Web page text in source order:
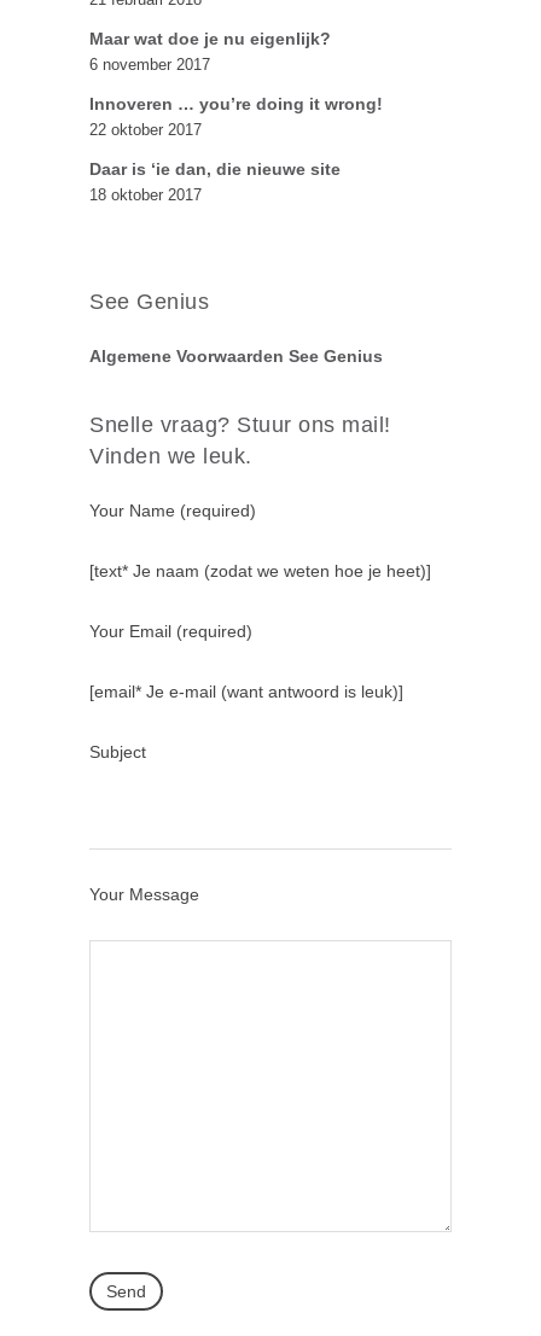
Maar wat doe je nu eigenlijk?
6 november 2017
Innoveren … you’re doing it wrong!
22 oktober 2017
Daar is ‘ie dan, die nieuwe site
18 oktober 2017
See Genius
Algemene Voorwaarden See Genius
Snelle vraag? Stuur ons mail!
Vinden we leuk.
Your Name (required)
[text* Je naam (zodat we weten hoe je heet)]
Your Email (required)
[email* Je e-mail (want antwoord is leuk)]
Subject
Your Message